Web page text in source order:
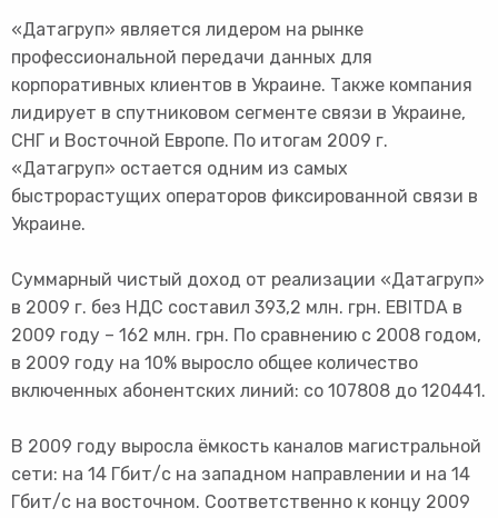
«Датагруп» является лидером на рынке
профессиональной передачи данных для
корпоративных клиентов в Украине. Также компания
лидирует в спутниковом сегменте связи в Украине,
СНГ и Восточной Европе. По итогам 2009 г.
«Датагруп» остается одним из самых
быстрорастущих операторов фиксированной связи в
Украине.
Суммарный чистый доход от реализации «Датагруп»
в 2009 г. без НДС составил 393,2 млн. грн. EBITDA в
2009 году – 162 млн. грн. По сравнению с 2008 годом,
в 2009 году на 10% выросло общее количество
включенных абонентских линий: со 107808 до 120441.
В 2009 году выросла ёмкость каналов магистральной
сети: на 14 Гбит/с на западном направлении и на 14
Гбит/с на восточном. Соответственно к концу 2009